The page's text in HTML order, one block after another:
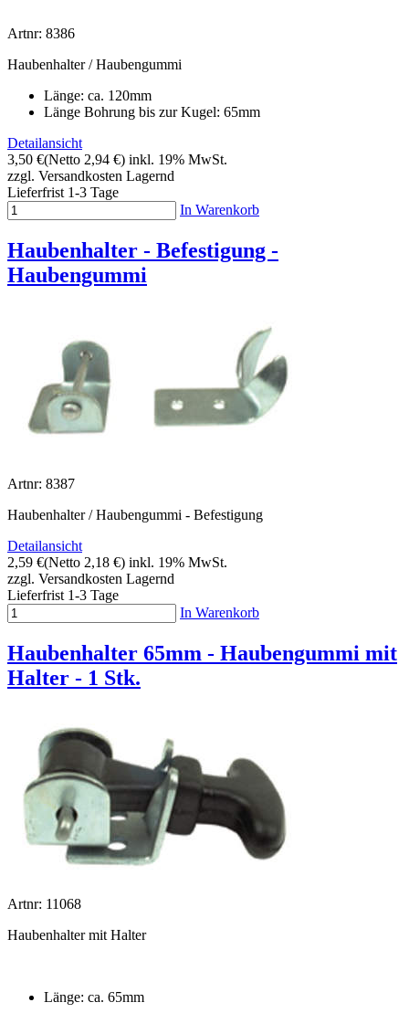
Artnr: 8386
Haubenhalter / Haubengummi
Länge: ca. 120mm
Länge Bohrung bis zur Kugel: 65mm
Detailansicht
3,50 €(Netto 2,94 €) inkl. 19% MwSt.
zzgl. Versandkosten Lagernd
Lieferfrist 1-3 Tage
In Warenkorb
Haubenhalter - Befestigung -
Haubengummi
Artnr: 8387
Haubenhalter / Haubengummi - Befestigung
Detailansicht
2,59 €(Netto 2,18 €) inkl. 19% MwSt.
zzgl. Versandkosten Lagernd
Lieferfrist 1-3 Tage
In Warenkorb
Haubenhalter 65mm - Haubengummi mit
Halter - 1 Stk.
Artnr: 11068
Haubenhalter mit Halter
Länge: ca. 65mm